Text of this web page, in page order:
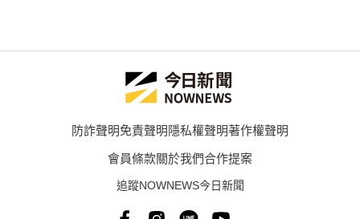
防詐聲明免責聲明隱私權聲明著作權聲明
會員條款關於我們合作提案
追蹤NOWNEWS今日新聞